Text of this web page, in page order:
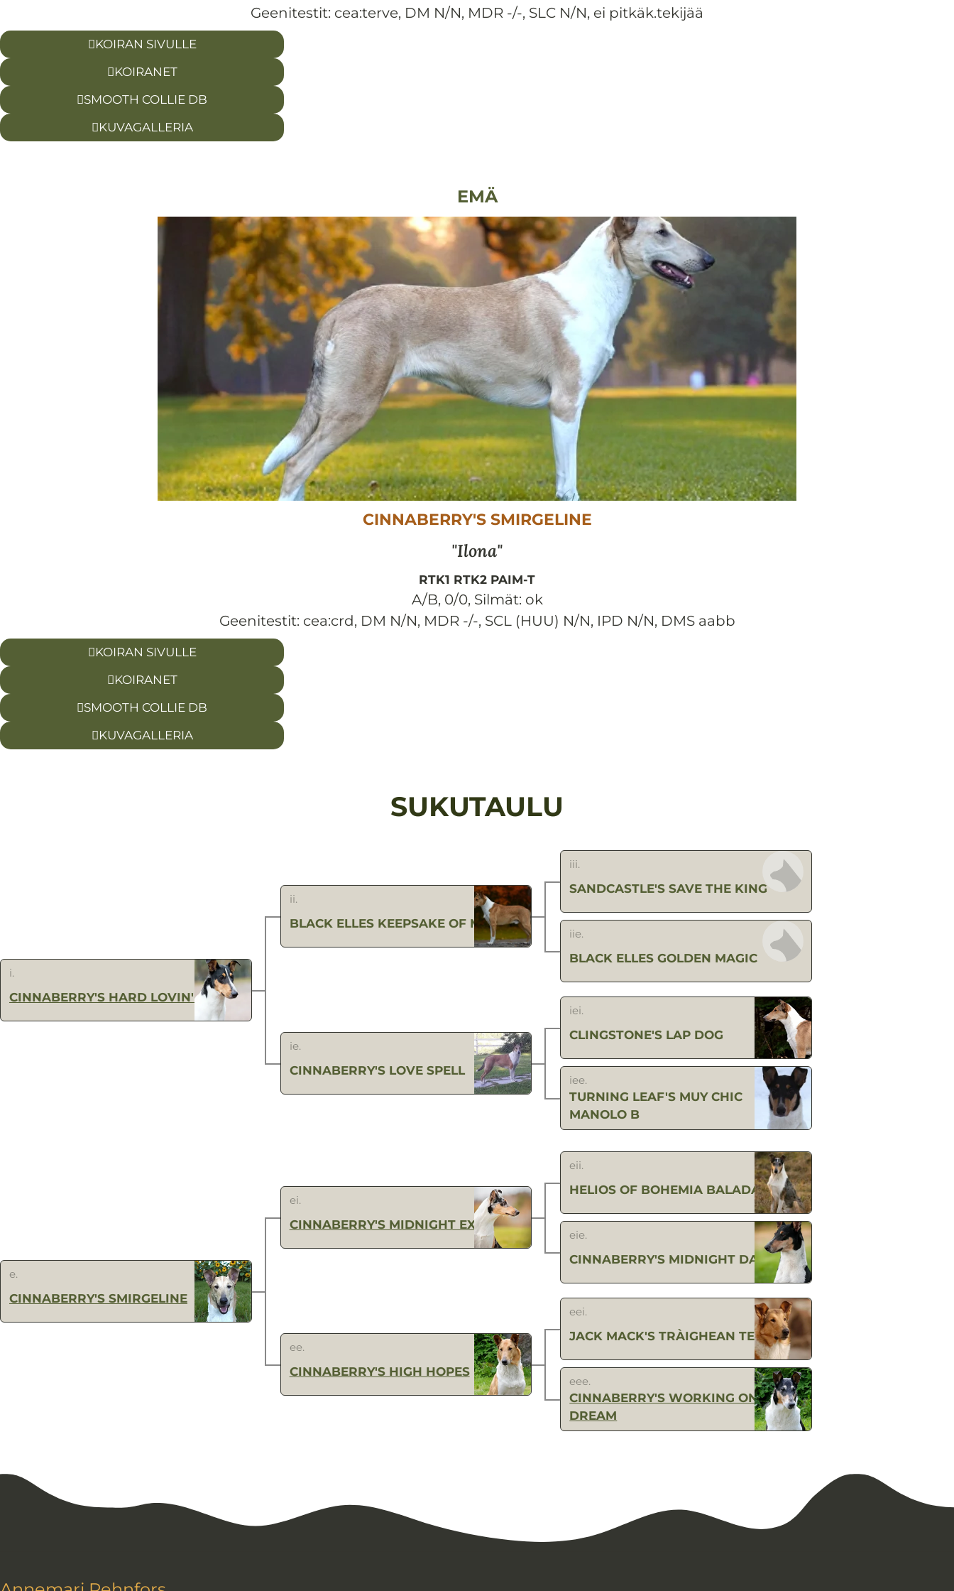
Geenitestit: cea:terve, DM N/N, MDR -/-, SLC N/N, ei pitkäk.tekijää
KOIRAN SIVULLE
KOIRANET
SMOOTH COLLIE DB
KUVAGALLERIA
EMÄ
CINNABERRY'S SMIRGELINE
Ilona
RTK1 RTK2 PAIM-T
A/B, 0/0, Silmät: ok
Geenitestit: cea:crd, DM N/N, MDR -/-, SCL (HUU) N/N, IPD N/N, DMS aabb
KOIRAN SIVULLE
KOIRANET
SMOOTH COLLIE DB
KUVAGALLERIA
SUKUTAULU
i.
CINNABERRY'S HARD LOVIN' MAN
ii.
BLACK ELLES KEEPSAKE OF MAGIC
iii.
SANDCASTLE'S SAVE THE KING
iie.
BLACK ELLES GOLDEN MAGIC
ie.
CINNABERRY'S LOVE SPELL
iei.
CLINGSTONE'S LAP DOG
iee.
TURNING LEAF'S MUY CHIC
MANOLO B
e.
CINNABERRY'S SMIRGELINE
ei.
CINNABERRY'S MIDNIGHT EXPRESS
eii.
HELIOS OF BOHEMIA BALADA
eie.
CINNABERRY'S MIDNIGHT DARE
ee.
CINNABERRY'S HIGH HOPES
eei.
JACK MACK'S TRÀIGHEAN TE
eee.
CINNABERRY'S WORKING ON A
DREAM